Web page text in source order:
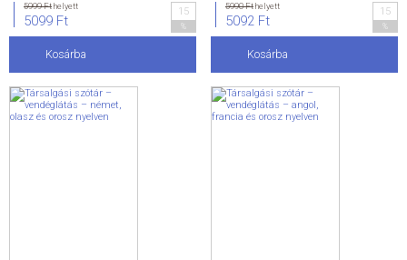
5999 Fthelyett
5099 Ft
15
Kosárba
5990 Fthelyett
5092 Ft
15
Kosárba